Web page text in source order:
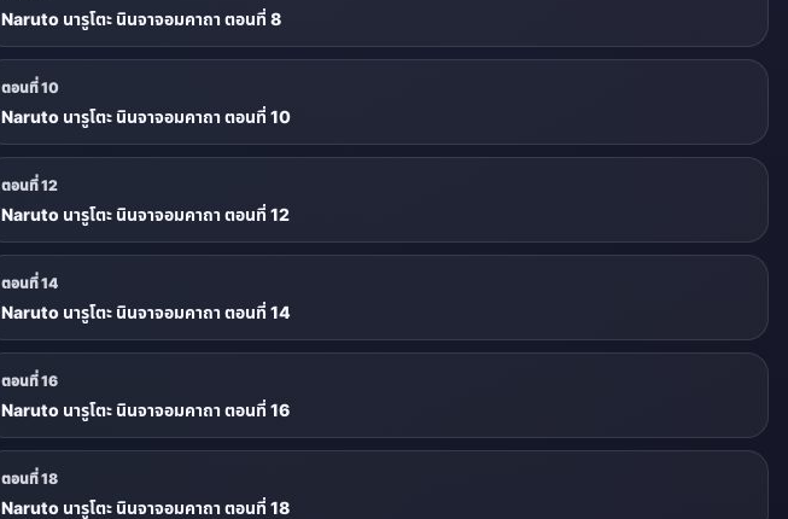
Naruto นารูโตะ นินจาจอมคาถา ตอนที่ 8
ตอนที่ 10
Naruto นารูโตะ นินจาจอมคาถา ตอนที่ 10
ตอนที่ 12
Naruto นารูโตะ นินจาจอมคาถา ตอนที่ 12
ตอนที่ 14
Naruto นารูโตะ นินจาจอมคาถา ตอนที่ 14
ตอนที่ 16
Naruto นารูโตะ นินจาจอมคาถา ตอนที่ 16
ตอนที่ 18
Naruto นารูโตะ นินจาจอมคาถา ตอนที่ 18